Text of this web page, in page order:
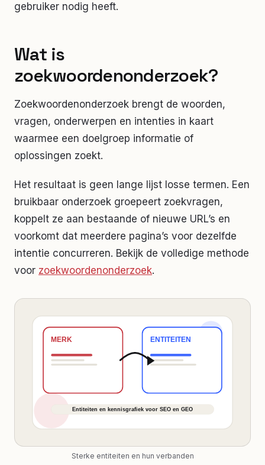
gebruiker nodig heeft.
Wat is
zoekwoordenonderzoek?
Zoekwoordenonderzoek brengt de woorden,
vragen, onderwerpen en intenties in kaart
waarmee een doelgroep informatie of
oplossingen zoekt.
Het resultaat is geen lange lijst losse termen. Een
bruikbaar onderzoek groepeert zoekvragen,
koppelt ze aan bestaande of nieuwe URL’s en
voorkomt dat meerdere pagina’s voor dezelfde
intentie concurreren. Bekijk de volledige methode
voor zoekwoordenonderzoek.
Sterke entiteiten en hun verbanden